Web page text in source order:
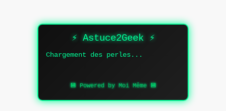
⚡ Astuce2Geek ⚡
Chargement des perles...
💾 Powered by Moi Même 💾